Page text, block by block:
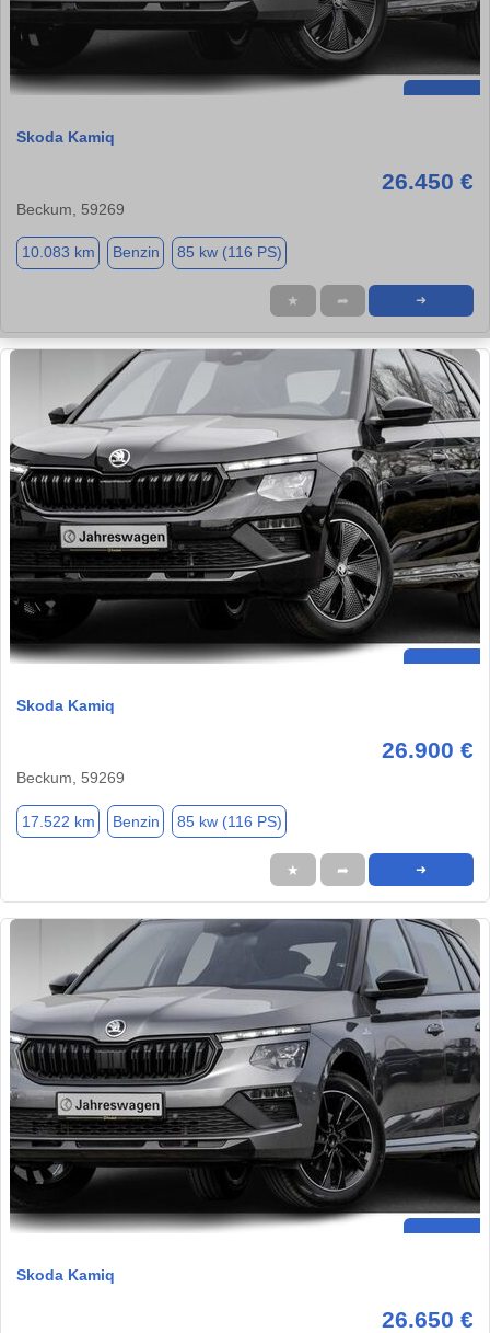
Skoda Kamiq
26.450 €
Beckum, 59269
10.083 km Benzin 85 kw (116 PS)
★ ➦ ➜
Skoda Kamiq
26.900 €
Beckum, 59269
17.522 km Benzin 85 kw (116 PS)
★ ➦ ➜
Skoda Kamiq
26.650 €